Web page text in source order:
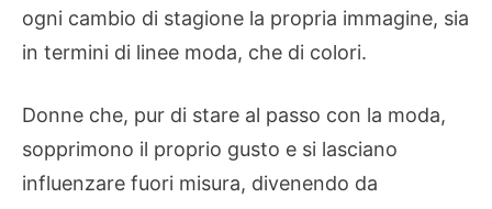
ogni cambio di stagione la propria immagine, sia
in termini di linee moda, che di colori.
Donne che, pur di stare al passo con la moda,
sopprimono il proprio gusto e si lasciano
influenzare fuori misura, divenendo da